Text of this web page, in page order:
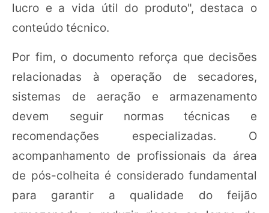
lucro e a vida útil do produto", destaca o
conteúdo técnico.
Por fim, o documento reforça que decisões
relacionadas à operação de secadores,
sistemas de aeração e armazenamento
devem seguir normas técnicas e
recomendações especializadas. O
acompanhamento de profissionais da área
de pós-colheita é considerado fundamental
para garantir a qualidade do feijão